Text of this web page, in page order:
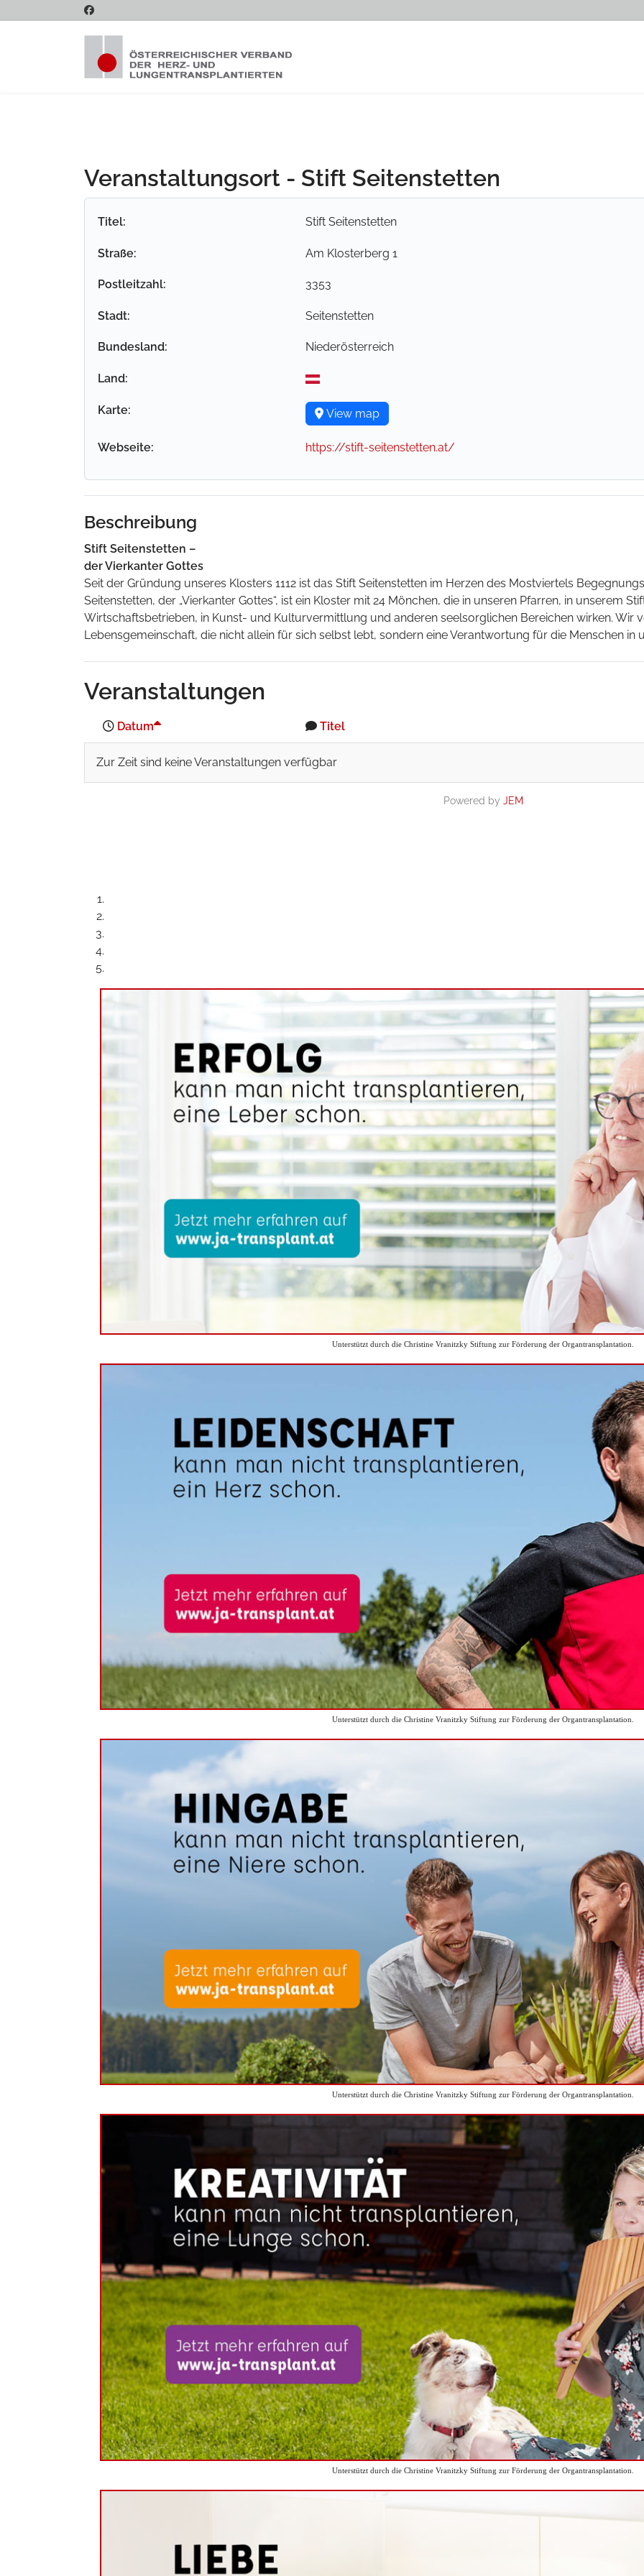
Veranstaltungsort - Stift Seitenstetten
Titel: Stift Seitenstetten
Straße: Am Klosterberg 1
Postleitzahl: 3353
Stadt: Seitenstetten
Bundesland: Niederösterreich
Land:
Karte: View map
Webseite: https://stift-seitenstetten.at/
Beschreibung
Stift Seitenstetten –
der Vierkanter Gottes
Seit der Gründung unseres Klosters 1112 ist das Stift Seitenstetten im Herzen des Mostviertels
Seitenstetten, der „Vierkanter Gottes“, ist ein Kloster mit 24 Mönchen, die in unseren Pfarren, in unserem
Wirtschaftsbetrieben, in Kunst- und Kulturvermittlung und anderen seelsorglichen Bereichen wirken. Wir
Lebensgemeinschaft, die nicht allein für sich selbst lebt, sondern eine Verantwortung für die Menschen in
Veranstaltungen
Datum Titel
Zur Zeit sind keine Veranstaltungen verfügbar
Powered by JEM
Unterstützt durch die Christine Vranitzky Stiftung zur Förderung der Organtransplantation.
Unterstützt durch die Christine Vranitzky Stiftung zur Förderung der Organtransplantation.
Unterstützt durch die Christine Vranitzky Stiftung zur Förderung der Organtransplantation.
Unterstützt durch die Christine Vranitzky Stiftung zur Förderung der Organtransplantation.